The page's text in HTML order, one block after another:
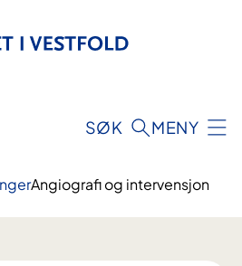
SØK MENY
Angiografi og intervensjon